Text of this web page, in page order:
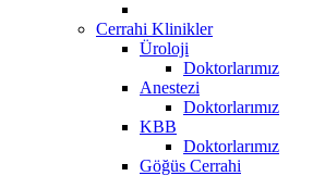
Cerrahi Klinikler
Üroloji
Doktorlarımız
Anestezi
Doktorlarımız
KBB
Doktorlarımız
Göğüs Cerrahi